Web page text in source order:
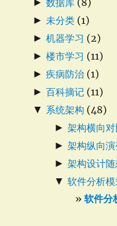
► 数据库 (8)
► 未分类 (1)
► 机器学习 (2)
► 楼市学习 (11)
► 疾病防治 (1)
► 百科摘记 (11)
▼ 系统架构 (48)
► 架构横向对
► 架构纵向
► 架构设计随
▼ 软件分析
软件分